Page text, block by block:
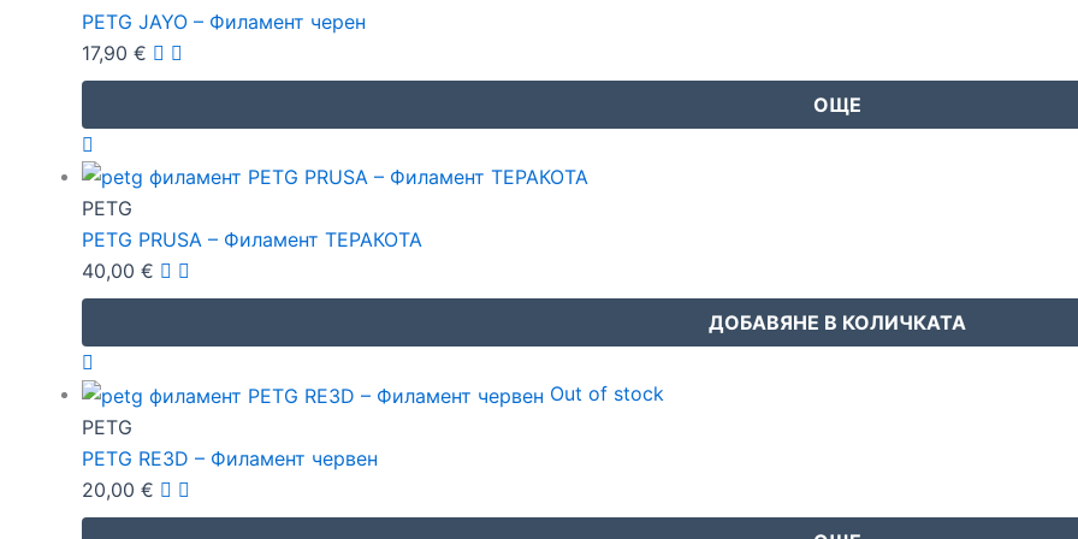
PETG JAYO – Филамент черен
17,90 €
ОЩЕ
PETG
PETG PRUSA – Филамент ТЕРАКОТА
40,00 €
ДОБАВЯНЕ В КОЛИЧКАТА
Out of stock
PETG
PETG RE3D – Филамент червен
20,00 €